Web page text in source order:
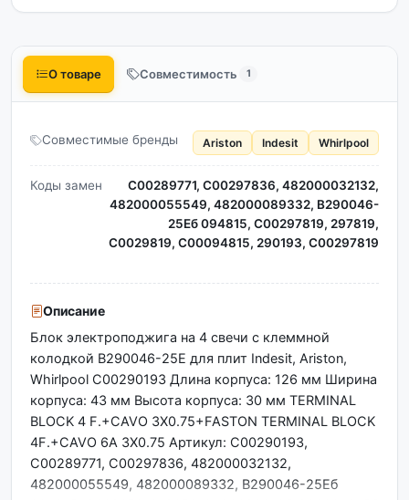
О товаре Совместимость 1
Совместимые бренды Ariston Indesit Whirlpool
Коды замен
C00289771, C00297836, 482000032132,
482000055549, 482000089332, B290046-
25Eб 094815, C00297819, 297819,
С0029819, С00094815, 290193, C00297819
Описание
Блок электроподжига на 4 свечи с клеммной
колодкой B290046-25E для плит Indesit, Ariston,
Whirlpool C00290193 Длина корпуса: 126 мм Ширина
корпуса: 43 мм Высота корпуса: 30 мм TERMINAL
BLOCK 4 F.+CAVO 3X0.75+FASTON TERMINAL BLOCK
4F.+CAVO 6A 3X0.75 Артикул: C00290193,
C00289771, C00297836, 482000032132,
482000055549, 482000089332, B290046-25Eб